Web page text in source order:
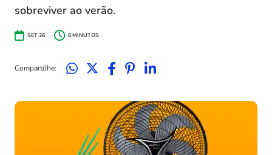
sobreviver ao verão.
SET 26 6MINUTOS
Compartilhe: